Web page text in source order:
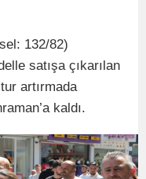
132/82)
satışa çıkarılan
artırmada
kaldı.